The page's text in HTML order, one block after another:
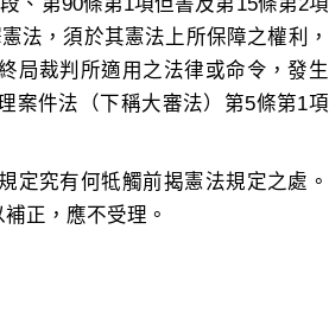
法，須於其憲法上所保障之權利，
局裁判所適用之法律或命令，發生
案件法（下稱大審法）第5條第1項
定究有何牴觸前揭憲法規定之處。
正，應不受理。